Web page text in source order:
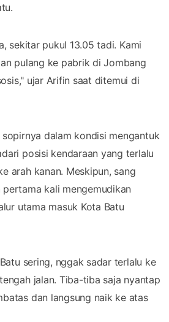
sekitar pukul 13.05 tadi. Kami
pulang ke pabrik di Jombang
ujar Arifin saat ditemui di
dalam kondisi mengantuk
posisi kendaraan yang terlalu
arah kanan. Meskipun, sang
kali mengemudikan
utama masuk Kota Batu
sering, nggak sadar terlalu ke
jalan. Tiba-tiba saja nyantap
dan langsung naik ke atas